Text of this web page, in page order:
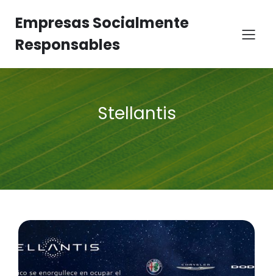
Empresas Socialmente
Responsables
Stellantis